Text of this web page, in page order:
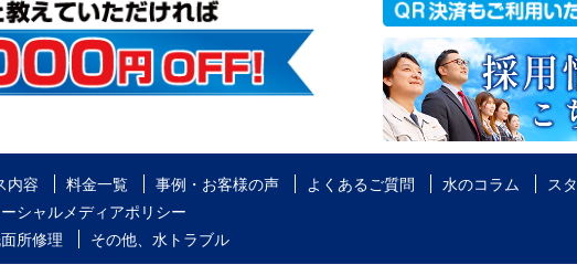
内容 料金一覧 事例・お客様の声 よくあるご質問 水のコラム
ス
ーシャルメディアポリシー
所修理 その他、水トラブル